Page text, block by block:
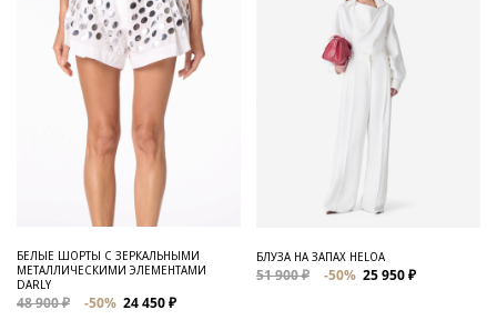
БЕЛЫЕ ШОРТЫ С ЗЕРКАЛЬНЫМИ
МЕТАЛЛИЧЕСКИМИ ЭЛЕМЕНТАМИ
DARLY
48 900 ₽ -50% 24 450 ₽
БЛУЗА НА ЗАПАХ HELOA
51 900 ₽ -50% 25 950 ₽